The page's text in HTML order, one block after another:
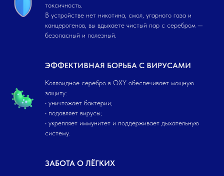
токсичность.
В устройстве нет никотина, смол, угарного газа и
канцерогенов, вы вдыхаете чистый пар с серебром —
безопасный и полезный.
ЭФФЕКТИВНАЯ БОРЬБА С ВИРУСАМИ
Коллоидное серебро в OXY обеспечивает мощную
защиту:
• уничтожает бактерии;
• подавляет вирусы;
• укрепляет иммунитет и поддерживает дыхательную
систему.
ЗАБОТА О ЛЁГКИХ